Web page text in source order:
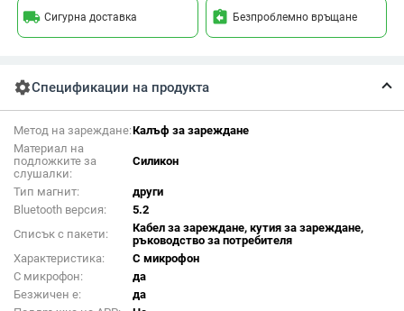
local_shipping Сигурна доставка assignment_return Безпроблемно връщане
settingsСпецификации на продукта
Метод на зареждане:Калъф за зареждане
Материал на
подложките за
слушалки:
Силикон
Тип магнит:
други
Bluetooth версия:
5.2
Списък с пакети:
Кабел за зареждане, кутия за зареждане,
ръководство за потребителя
Характеристика:
С микрофон
С микрофон:
да
Безжичен е:
да